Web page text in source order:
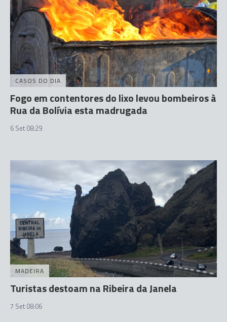
CASOS DO DIA
Fogo em contentores do lixo levou bombeiros à
Rua da Bolívia esta madrugada
6 Set 08:29
MADEIRA
Turistas destoam na Ribeira da Janela
7 Set 08:06